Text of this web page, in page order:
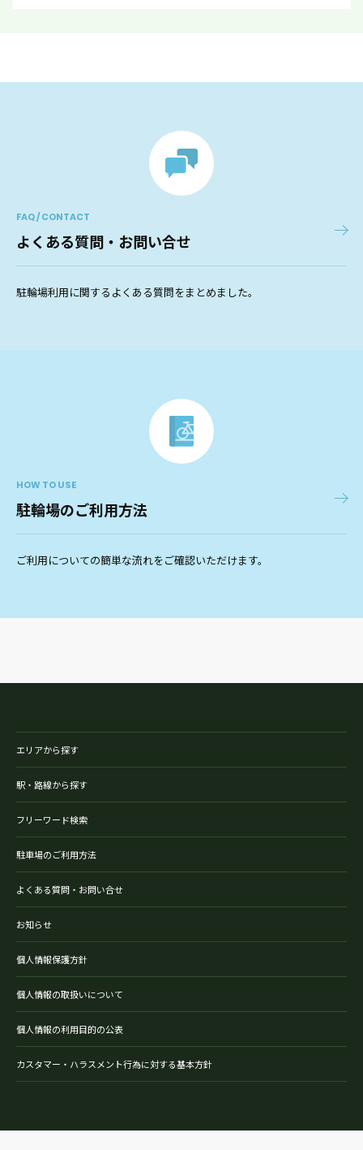
FAQ / CONTACT
よくある質問・お問い合せ
駐輪場利用に関するよくある質問をまとめました。
HOW TO USE
駐輪場のご利用方法
ご利用についての簡単な流れをご確認いただけます。
エリアから探す
駅・路線から探す
フリーワード検索
駐車場のご利用方法
よくある質問・お問い合せ
お知らせ
個人情報保護方針
個人情報の取扱いについて
個人情報の利用目的の公表
カスタマー・ハラスメント行為に対する基本方針